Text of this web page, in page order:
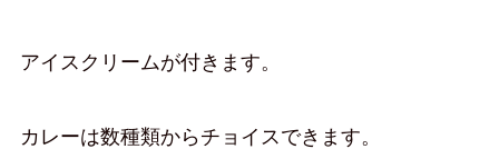
アイスクリームが付きます。
カレーは数種類からチョイスできます。